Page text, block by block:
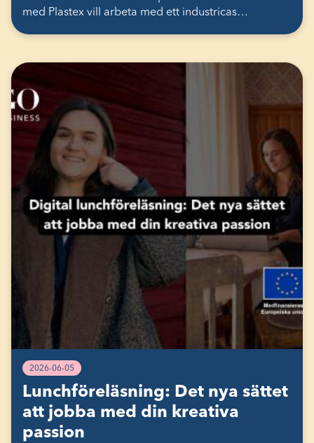
med Plastex vill arbeta med ett industricas…
2026-06-05
Lunchföreläsning: Det nya sättet
att jobba med din kreativa
passion